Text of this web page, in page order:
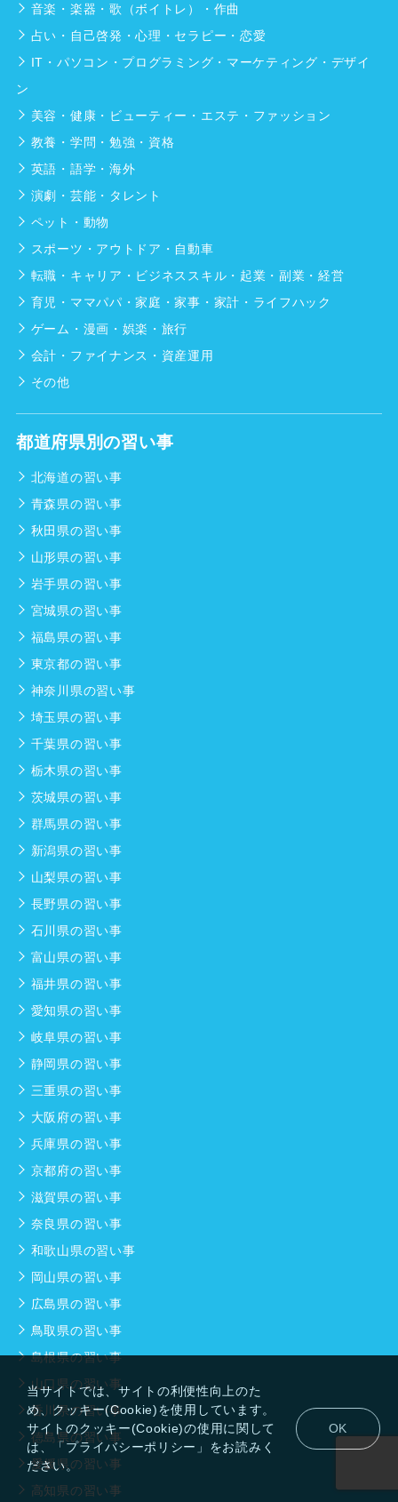
当サイトでは、サイトの利便性向上のた
め、クッキー(Cookie)を使用しています。
サイトのクッキー(Cookie)の使用に関して
は、「プライバシーポリシー」をお読みく
ださい。
OK
音楽・楽器・歌（ボイトレ）・作曲
占い・自己啓発・心理・セラピー・恋愛
IT・パソコン・プログラミング・マーケティング・デザイ
ン
美容・健康・ビューティー・エステ・ファッション
教養・学問・勉強・資格
英語・語学・海外
演劇・芸能・タレント
ペット・動物
スポーツ・アウトドア・自動車
転職・キャリア・ビジネススキル・起業・副業・経営
育児・ママパパ・家庭・家事・家計・ライフハック
ゲーム・漫画・娯楽・旅行
会計・ファイナンス・資産運用
その他
都道府県別の習い事
北海道の習い事
青森県の習い事
秋田県の習い事
山形県の習い事
岩手県の習い事
宮城県の習い事
福島県の習い事
東京都の習い事
神奈川県の習い事
埼玉県の習い事
千葉県の習い事
栃木県の習い事
茨城県の習い事
群馬県の習い事
新潟県の習い事
山梨県の習い事
長野県の習い事
石川県の習い事
富山県の習い事
福井県の習い事
愛知県の習い事
岐阜県の習い事
静岡県の習い事
三重県の習い事
大阪府の習い事
兵庫県の習い事
京都府の習い事
滋賀県の習い事
奈良県の習い事
和歌山県の習い事
岡山県の習い事
広島県の習い事
鳥取県の習い事
島根県の習い事
山口県の習い事
香川県の習い事
徳島県の習い事
愛媛県の習い事
高知県の習い事